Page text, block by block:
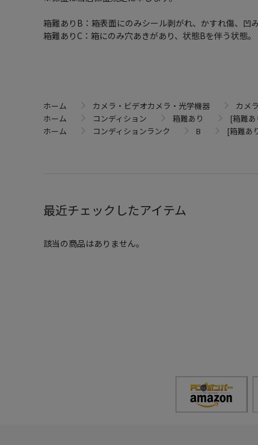
箱難ありB：箱表面にのみシール剥がれ、かすれ傷、凹
箱難ありC：箱にのみ穴あきがあり、状態Bを伴う状態。
ホーム カメラ・ビデオカメラ・光学機器 カメ
ホーム
コンディション 箱難あり
[箱難
ホーム
コンディションランク B [箱難あ
最近チェックしたアイテム
該当の商品はありません。